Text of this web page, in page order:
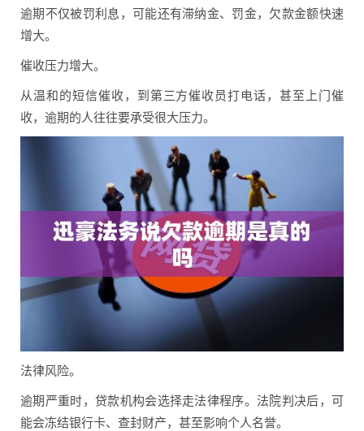
逾期不仅被罚利息，可能还有滞纳金、罚金，欠款金额快速
增大。
催收压力增大。
从温和的短信催收，到第三方催收员打电话，甚至上门催
收，逾期的人往往要承受很大压力。
法律风险。
逾期严重时，贷款机构会选择走法律程序。法院判决后，可
能会冻结银行卡、查封财产，甚至影响个人名誉。